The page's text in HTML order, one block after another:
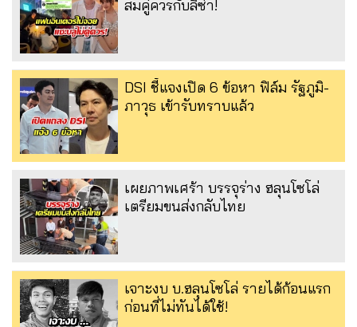
สมคู่ควรกับลิซ่า!
DSI ชี้แจงเปิด 6 ข้อหา ฟิล์ม รัฐภูมิ-
ภาวุธ เข้ารับทราบแล้ว
เผยภาพเศร้า บรรจุร่าง ฮลุนโซโล่
เตรียมขนส่งกลับไทย
เจาะงบ บ.ฮลุนโซโล่ รายได้ก้อนแรก
ก่อนที่ไม่ทันได้ใช้!